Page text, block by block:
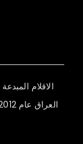
الاقلام